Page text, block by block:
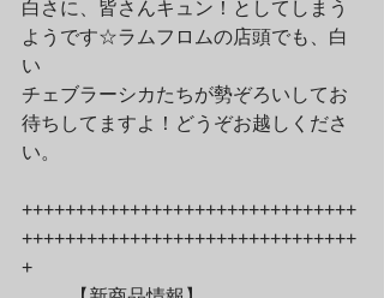
白さに、皆さんキュン！としてしまう
ようです☆ラムフロムの店頭でも、白
い
チェブラーシカたちが勢ぞろいしてお
待ちしてますよ！どうぞお越しくださ
い。
+++++++++++++++++++++++++++++++
+++++++++++++++++++++++++++++++
+